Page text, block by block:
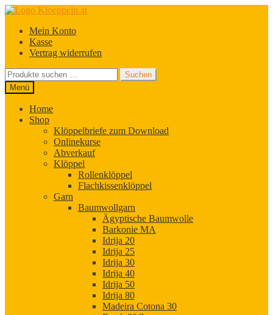
Zur
springen
Zum
springenMein Konto
Kasse
Vertrag widerrufen
Suchen
nach:
Suchen
Menü
Home
Shop
Klöppelbriefe zum Download
Onlinekurse
Abverkauf
Klöppel
Rollenklöppel
Flachkissenklöppel
Garn
Baumwollgarn
Ägyptische Baumwolle
Barkonie MA
Idrija 20
Idrija 25
Idrija 30
Idrija 40
Idrija 50
Idrija 80
Madeira Cotona 30